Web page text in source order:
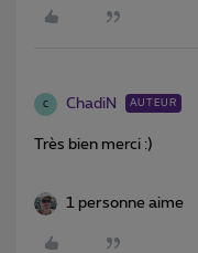
C ChadiN AUTEUR
Très bien merci :)
1 personne aime